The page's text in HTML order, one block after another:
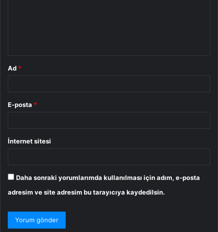
Ad *
E-posta *
İnternet sitesi
Daha sonraki yorumlarımda kullanılması için adım, e-posta
adresim ve site adresim bu tarayıcıya kaydedilsin.